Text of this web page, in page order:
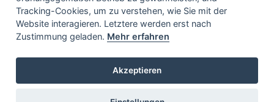
TV
Tracking-Cookies, um zu verstehen, wie Sie mit der
Website interagieren. Letztere werden erst nach
Zustimmung geladen. Mehr erfahren
Akzeptieren